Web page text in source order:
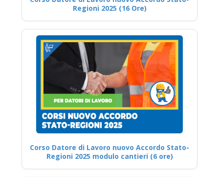
Regioni 2025 (16 Ore)
Corso Datore di Lavoro nuovo Accordo Stato-
Regioni 2025 modulo cantieri (6 ore)